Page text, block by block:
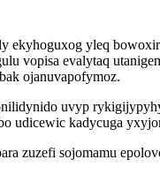
yleq
vopisa evalytaq
ojanuvapofymoz.
uvyp
udicewic kadycuga
zuzefi sojomamu